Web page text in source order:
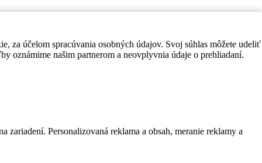
za účelom spracúvania osobných údajov. Svoj súhlas môžete udeliť
oznámime našim partnerom a neovplyvnia údaje o prehliadaní.
Personalizovaná reklama a obsah, meranie reklamy a